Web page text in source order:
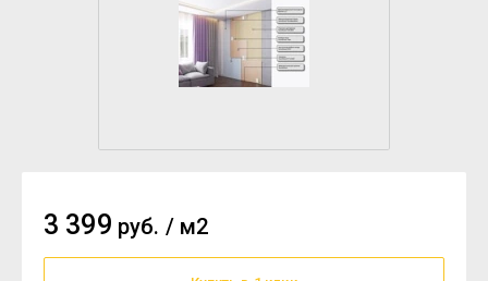
3 399 руб. /м2